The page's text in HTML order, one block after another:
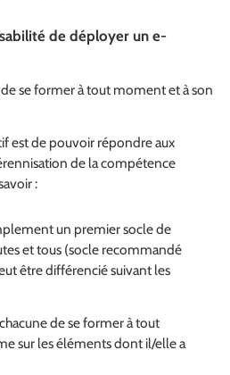
de déployer un e-
se former à tout moment et à son
est de pouvoir répondre aux
de la compétence
:
un premier socle de
et tous (socle recommandé
être différencié suivant les
de se former à tout
sur les éléments dont il/elle a